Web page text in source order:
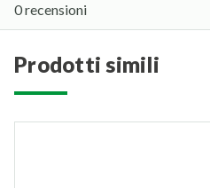
0 recensioni
prodotti simili